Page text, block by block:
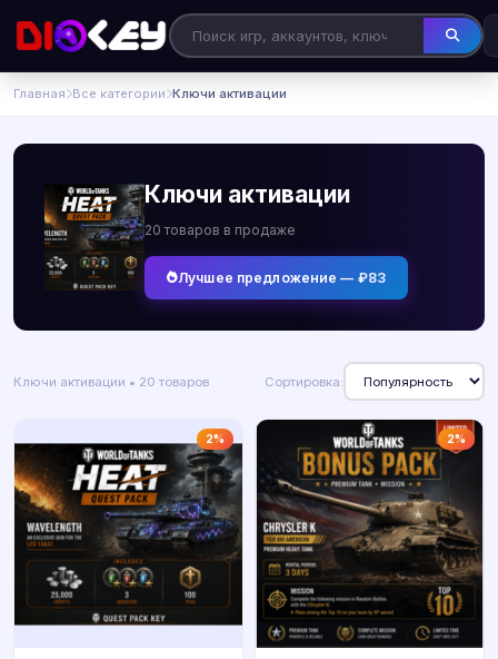
Главная Все категории Ключи активации
Ключи активации
20 товаров в продаже
Лучшее предложение — ₽83
Ключи активации • 20 товаров Сортировка:
2% 2%